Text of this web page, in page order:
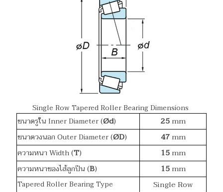
Single Row Tapered Roller Bearing Dimensions
ขนาดรูใน Inner Diameter(Ød) 25mm
ขนาดวงนอก Outer Diameter(ØD) 47mm
ความหนา Width(T) 15mm
ความหนาของไส้ลูกปืน (B) 15mm
Tapered Roller Bearing Type Single Row